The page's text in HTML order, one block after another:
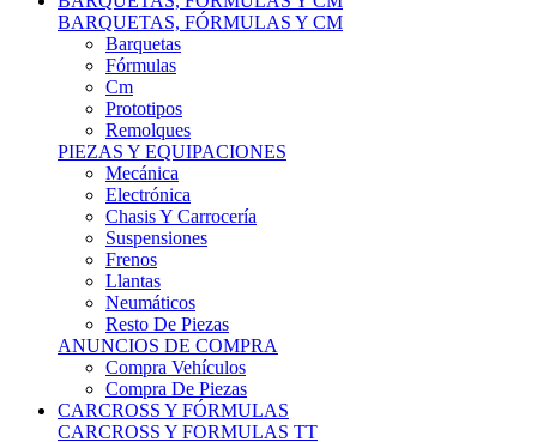
BARQUETAS, FÓRMULAS Y CM
Barquetas
Fórmulas
Cm
Prototipos
Remolques
PIEZAS Y EQUIPACIONES
Mecánica
Electrónica
Chasis Y Carrocería
Suspensiones
Frenos
Llantas
Neumáticos
Resto De Piezas
ANUNCIOS DE COMPRA
Compra Vehículos
Compra De Piezas
CARCROSS Y FÓRMULAS
CARCROSS Y FORMULAS TT